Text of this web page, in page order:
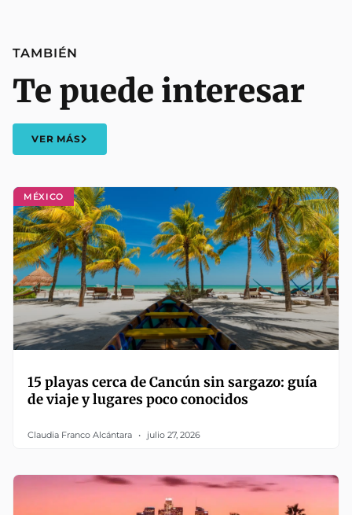
MÉXICO
15 playas cerca de Cancún sin sargazo: guía
de viaje y lugares poco conocidos
Claudia Franco Alcántara julio 27, 2026
TAMBIÉN
Te puede interesar
VER MÁS